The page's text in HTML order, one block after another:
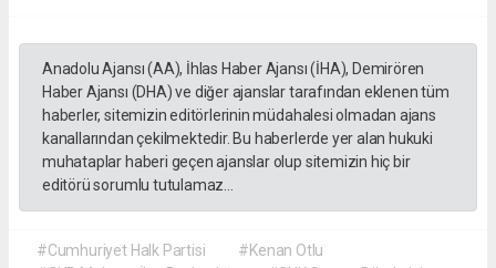
Anadolu Ajansı (AA), İhlas Haber Ajansı (İHA), Demirören
Haber Ajansı (DHA) ve diğer ajanslar tarafından eklenen tüm
haberler, sitemizin editörlerinin müdahalesi olmadan ajans
kanallarından çekilmektedir. Bu haberlerde yer alan hukuki
muhataplar haberi geçen ajanslar olup sitemizin hiç bir
editörü sorumlu tutulamaz...
#Cumhuriyet Halk Partisi
#Kenan Otlu